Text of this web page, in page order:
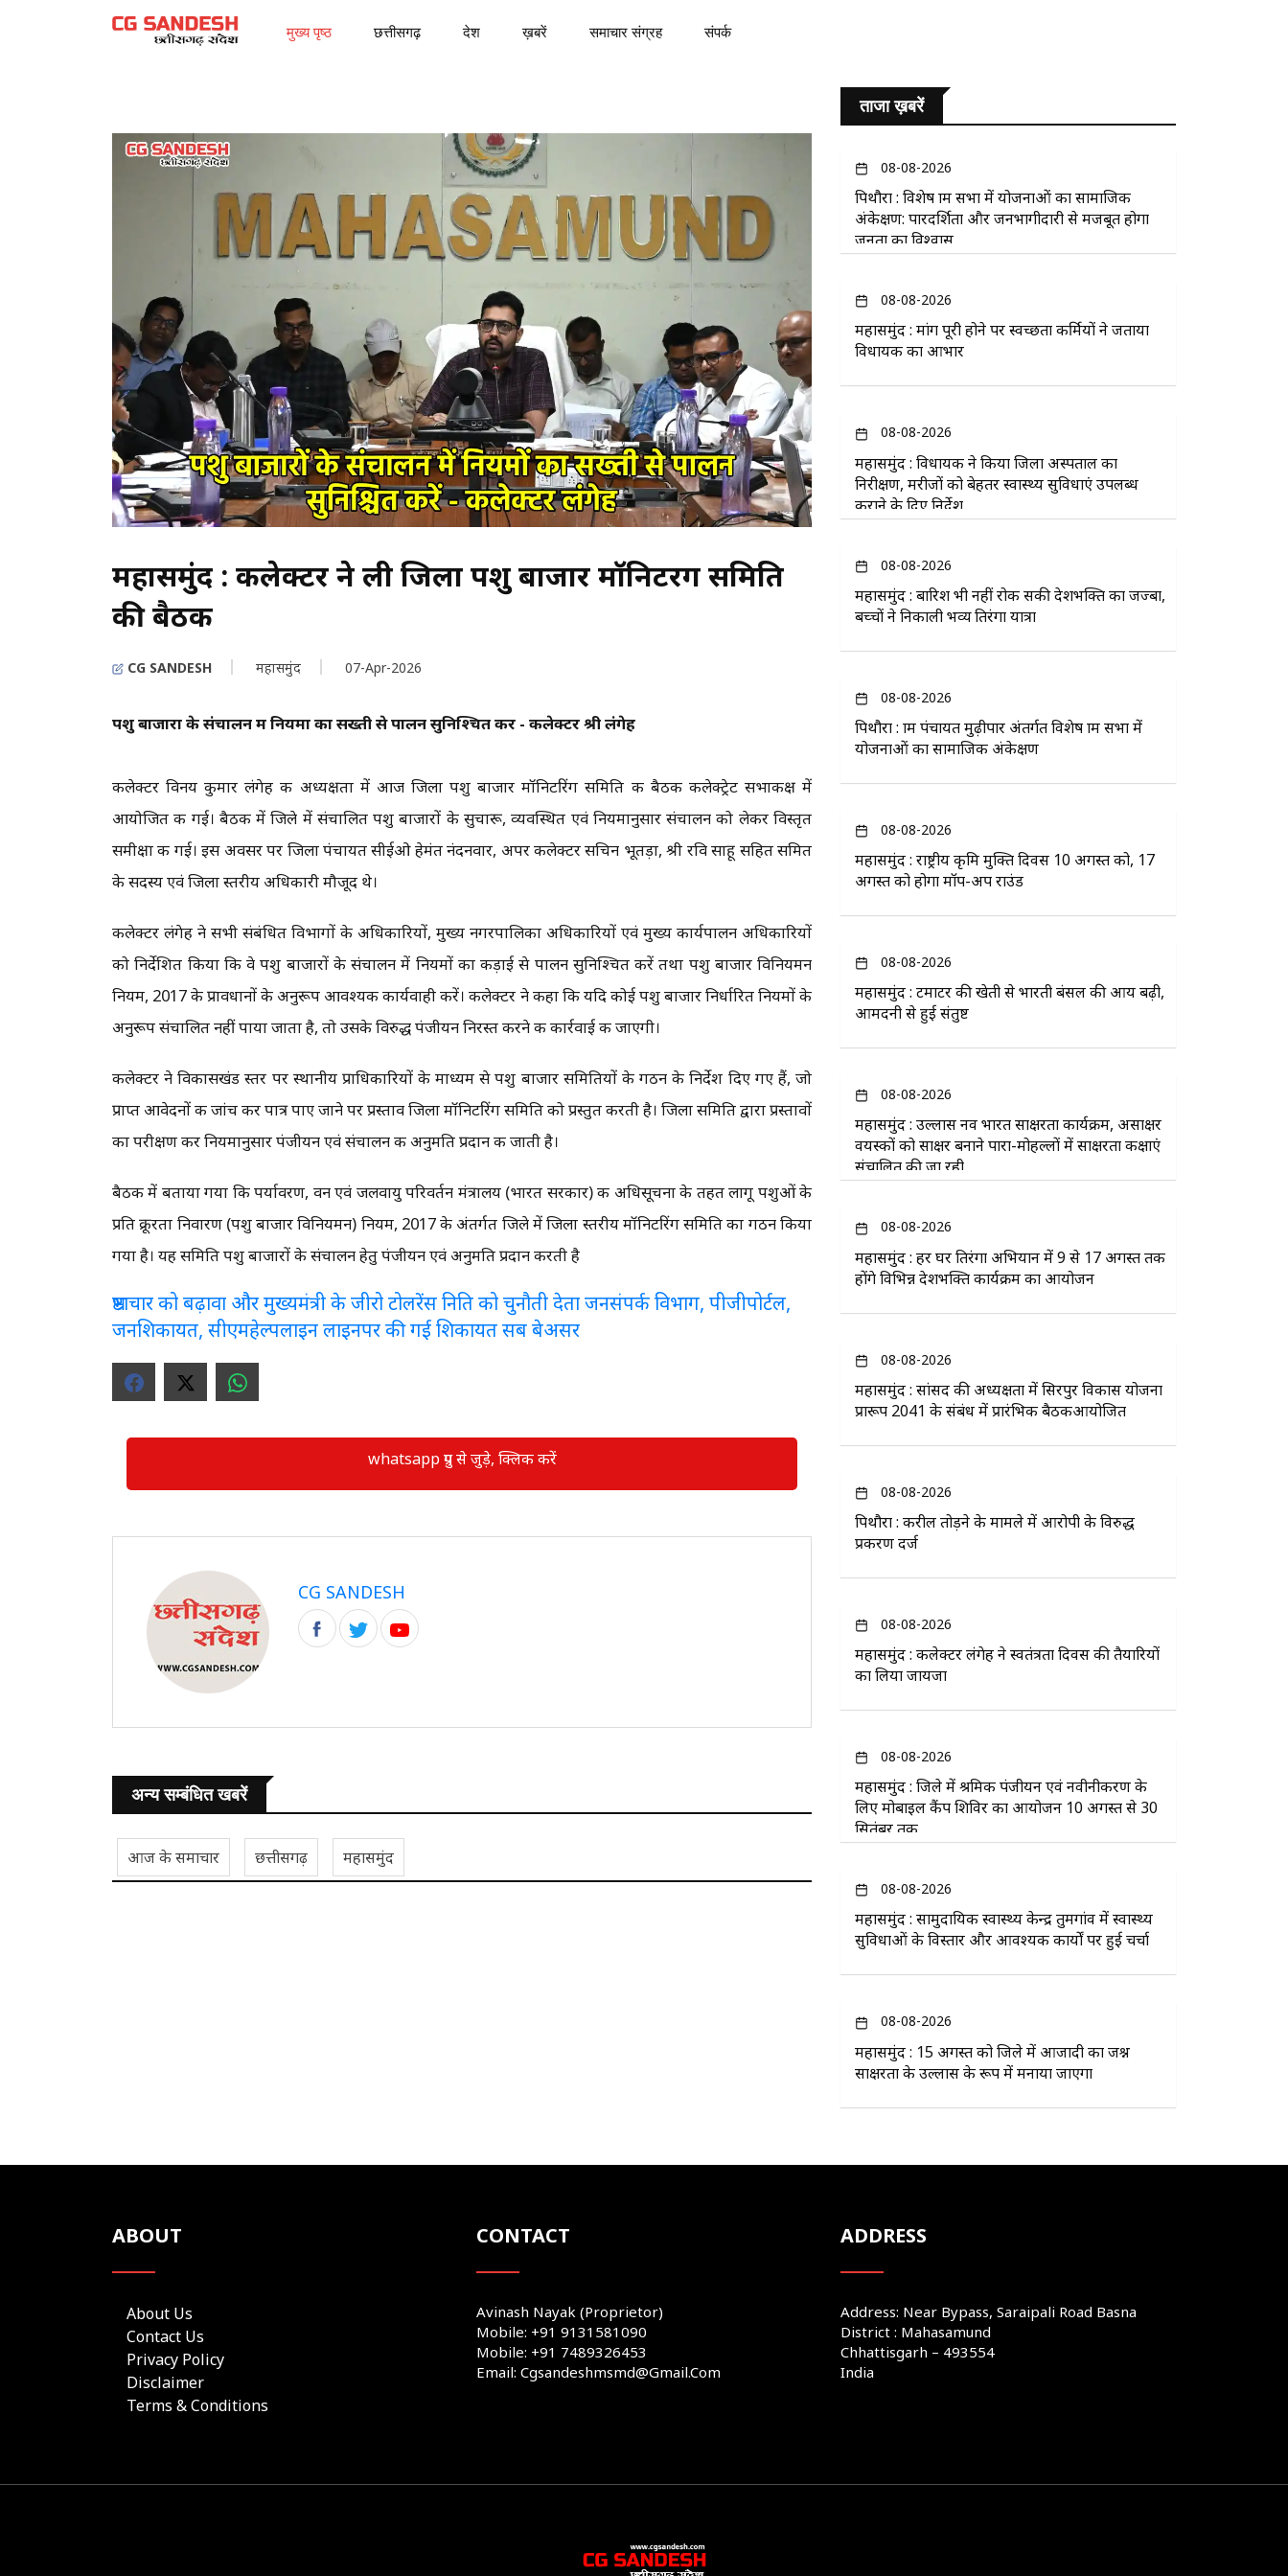
मुख्य पृष्ठ छत्तीसगढ़ देश ख़बरें समाचार संग्रह संपर्क
महासमुंद : कलेक्टर ने ली जिला पशु बाजार मॉनिटरिंग समिति
की बैठक
CG SANDESH महासमुंद 07-Apr-2026
पशु बाजारों के संचालन में नियमों का सख्ती से पालन सुनिश्चित करें - कलेक्टर श्री लंगेह
कलेक्टर विनय कुमार लंगेह की अध्यक्षता में आज जिला पशु बाजार मॉनिटरिंग समिति की बैठक कलेक्ट्रेट सभाकक्ष में
आयोजित की गई। बैठक में जिले में संचालित पशु बाजारों के सुचारू, व्यवस्थित एवं नियमानुसार संचालन को लेकर विस्तृत
समीक्षा की गई। इस अवसर पर जिला पंचायत सीईओ हेमंत नंदनवार, अपर कलेक्टर सचिन भूतड़ा, श्री रवि साहू सहित समित
के सदस्य एवं जिला स्तरीय अधिकारी मौजूद थे।
कलेक्टर लंगेह ने सभी संबंधित विभागों के अधिकारियों, मुख्य नगरपालिका अधिकारियों एवं मुख्य कार्यपालन अधिकारियों
को निर्देशित किया कि वे पशु बाजारों के संचालन में नियमों का कड़ाई से पालन सुनिश्चित करें तथा पशु बाजार विनियमन
नियम, 2017 के प्रावधानों के अनुरूप आवश्यक कार्यवाही करें। कलेक्टर ने कहा कि यदि कोई पशु बाजार निर्धारित नियमों के
अनुरूप संचालित नहीं पाया जाता है, तो उसके विरुद्ध पंजीयन निरस्त करने की कार्रवाई की जाएगी।
कलेक्टर ने विकासखंड स्तर पर स्थानीय प्राधिकारियों के माध्यम से पशु बाजार समितियों के गठन के निर्देश दिए गए हैं, जो
प्राप्त आवेदनों की जांच कर पात्र पाए जाने पर प्रस्ताव जिला मॉनिटरिंग समिति को प्रस्तुत करती है। जिला समिति द्वारा प्रस्तावों
का परीक्षण कर नियमानुसार पंजीयन एवं संचालन की अनुमति प्रदान की जाती है।
बैठक में बताया गया कि पर्यावरण, वन एवं जलवायु परिवर्तन मंत्रालय (भारत सरकार) की अधिसूचना के तहत लागू पशुओं के
प्रति क्रूरता निवारण (पशु बाजार विनियमन) नियम, 2017 के अंतर्गत जिले में जिला स्तरीय मॉनिटरिंग समिति का गठन किया
गया है। यह समिति पशु बाजारों के संचालन हेतु पंजीयन एवं अनुमति प्रदान करती है
भ्रष्टाचार को बढ़ावा और मुख्यमंत्री के जीरो टोलरेंस निति को चुनौती देता जनसंपर्क विभाग, पीजीपोर्टल,
जनशिकायत, सीएमहेल्पलाइन लाइनपर की गई शिकायत सब बेअसर
whatsapp ग्रुप से जुड़े, क्लिक करें
CG SANDESH
अन्य सम्बंधित खबरें
आज के समाचार छत्तीसगढ़ महासमुंद
ताजा ख़बरें
08-08-2026
पिथौरा : विशेष ग्राम सभा में योजनाओं का सामाजिक
अंकेक्षण: पारदर्शिता और जनभागीदारी से मजबूत होगा
जनता का विश्वास
08-08-2026
महासमुंद : मांग पूरी होने पर स्वच्छता कर्मियों ने जताया
विधायक का आभार
08-08-2026
महासमुंद : विधायक ने किया जिला अस्पताल का
निरीक्षण, मरीजों को बेहतर स्वास्थ्य सुविधाएं उपलब्ध
कराने के दिए निर्देश
08-08-2026
महासमुंद : बारिश भी नहीं रोक सकी देशभक्ति का जज्बा,
बच्चों ने निकाली भव्य तिरंगा यात्रा
08-08-2026
पिथौरा : ग्राम पंचायत मुढ़ीपार अंतर्गत विशेष ग्राम सभा में
योजनाओं का सामाजिक अंकेक्षण
08-08-2026
महासमुंद : राष्ट्रीय कृमि मुक्ति दिवस 10 अगस्त को, 17
अगस्त को होगा मॉप-अप राउंड
08-08-2026
महासमुंद : टमाटर की खेती से भारती बंसल की आय बढ़ी,
आमदनी से हुई संतुष्ट
08-08-2026
महासमुंद : उल्लास नव भारत साक्षरता कार्यक्रम, असाक्षर
वयस्कों को साक्षर बनाने पारा-मोहल्लों में साक्षरता कक्षाएं
संचालित की जा रही
08-08-2026
महासमुंद : हर घर तिरंगा अभियान में 9 से 17 अगस्त तक
होंगे विभिन्न देशभक्ति कार्यक्रम का आयोजन
08-08-2026
महासमुंद : सांसद की अध्यक्षता में सिरपुर विकास योजना
प्रारूप 2041 के संबंध में प्रारंभिक बैठकआयोजित
08-08-2026
पिथौरा : करील तोड़ने के मामले में आरोपी के विरुद्ध
प्रकरण दर्ज
08-08-2026
महासमुंद : कलेक्टर लंगेह ने स्वतंत्रता दिवस की तैयारियों
का लिया जायजा
08-08-2026
महासमुंद : जिले में श्रमिक पंजीयन एवं नवीनीकरण के
लिए मोबाइल कैंप शिविर का आयोजन 10 अगस्त से 30
सितंबर तक
08-08-2026
महासमुंद : सामुदायिक स्वास्थ्य केन्द्र तुमगांव में स्वास्थ्य
सुविधाओं के विस्तार और आवश्यक कार्यों पर हुई चर्चा
08-08-2026
महासमुंद : 15 अगस्त को जिले में आजादी का जश्न
साक्षरता के उल्लास के रूप में मनाया जाएगा
ABOUT
About Us
Contact Us
Privacy Policy
Disclaimer
Terms & Conditions
CONTACT
Avinash Nayak (Proprietor)
Mobile: +91 9131581090
Mobile: +91 7489326453
Email: Cgsandeshmsmd@gmail.com
ADDRESS
Address: Near Bypass, Saraipali Road Basna
District : Mahasamund
Chhattisgarh – 493554
India